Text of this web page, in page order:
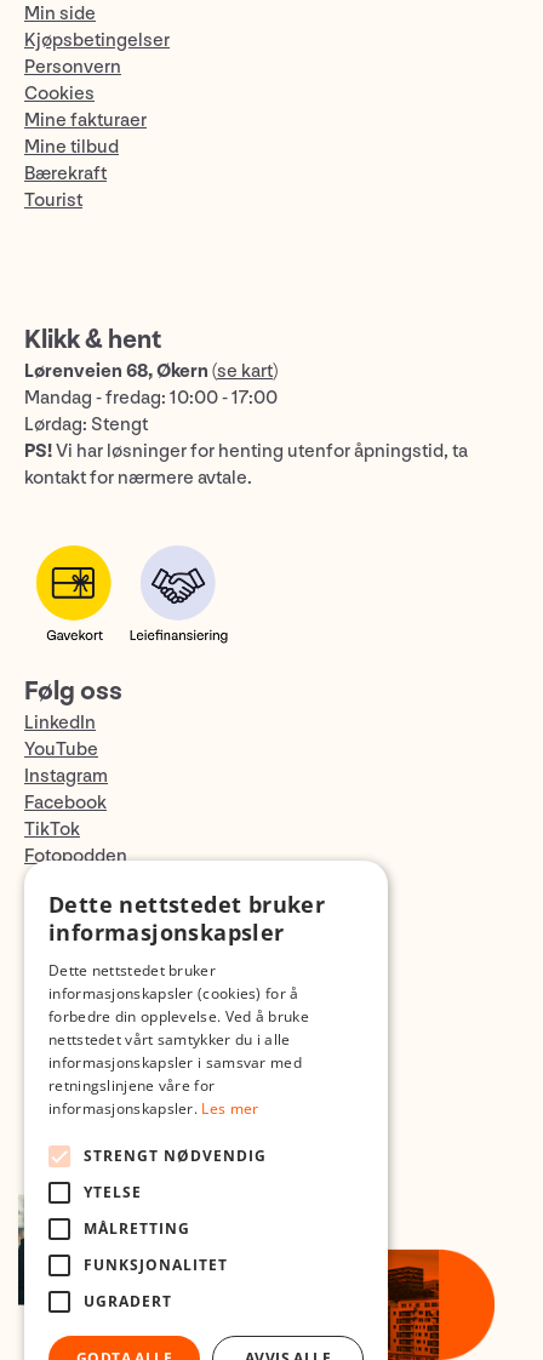
Min side
Kjøpsbetingelser
Personvern
Cookies
Mine fakturaer
Mine tilbud
Bærekraft
Tourist
Klikk & hent
Lørenveien 68, Økern (se kart)
Mandag - fredag: 10:00 - 17:00
Lørdag: Stengt
PS!Vi har løsninger for henting utenfor åpningstid, ta
kontakt for nærmere avtale.
Følg oss
LinkedIn
YouTube
Instagram
Facebook
TikTok
Fotopodden
Med forbehold om skrive- og lagerfeil
Dette nettstedet bruker
informasjonskapsler
Dette nettstedet bruker
informasjonskapsler (cookies) for å
forbedre din opplevelse. Ved å bruke
nettstedet vårt samtykker du i alle
informasjonskapsler i samsvar med
retningslinjene våre for
informasjonskapsler. Les mer
STRENGT NØDVENDIG
YTELSE
MÅLRETTING
FUNKSJONALITET
UGRADERT